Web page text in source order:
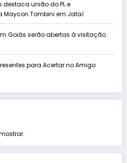
destaca união do PL e
Tombini em Jataí
Goiás serão abertas à visitação
para Acertar no Amigo